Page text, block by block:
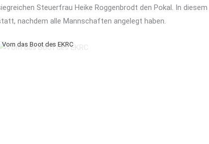
Steuerfrau Heike Roggenbrodt den Pokal. In
nachdem alle Mannschaften angelegt haben.
Vorn das Boot des EKRC